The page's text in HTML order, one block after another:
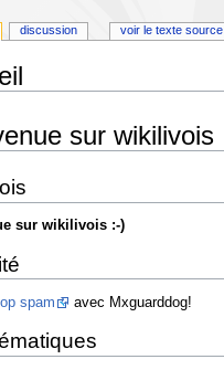
sur wikilivois
sur wikilivois :-)
spam avec Mxguarddog!
discussion voir le texte source